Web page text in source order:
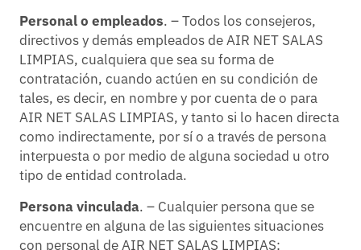
Personal o empleados. – Todos los consejeros,
directivos y demás empleados de AIR NET SALAS
LIMPIAS, cualquiera que sea su forma de
contratación, cuando actúen en su condición de
tales, es decir, en nombre y por cuenta de o para
AIR NET SALAS LIMPIAS, y tanto si lo hacen directa
como indirectamente, por sí o a través de persona
interpuesta o por medio de alguna sociedad u otro
tipo de entidad controlada.
Persona vinculada. – Cualquier persona que se
encuentre en alguna de las siguientes situaciones
con personal de AIR NET SALAS LIMPIAS: